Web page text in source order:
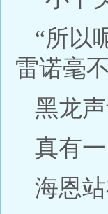
“所以
雷诺毫
黑龙
真有
海恩